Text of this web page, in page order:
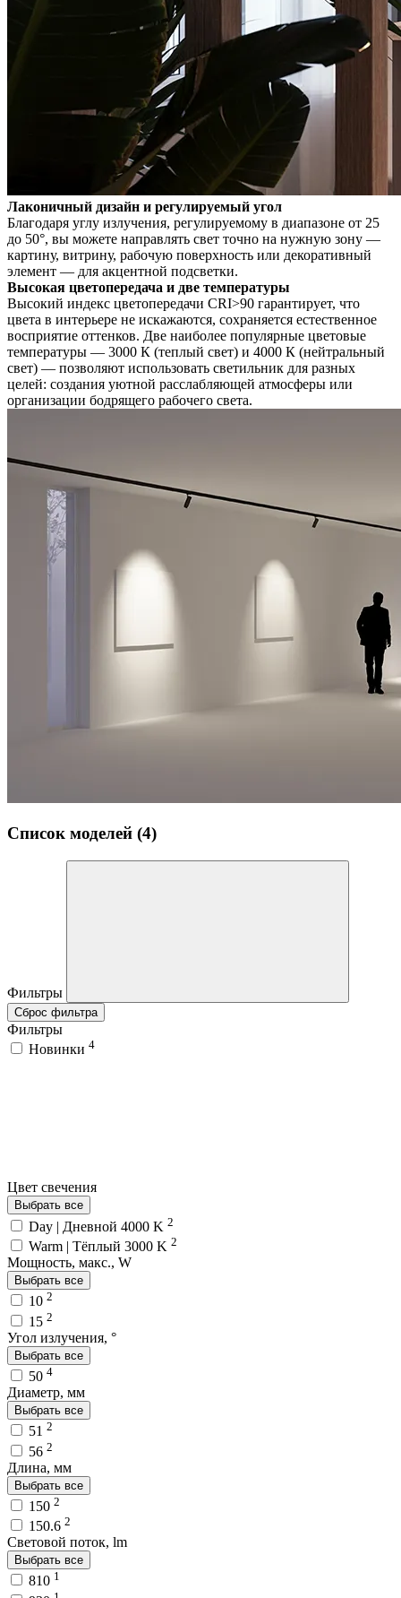
Лаконичный дизайн и регулируемый угол
Благодаря углу излучения, регулируемому в диапазоне от 25
до 50°, вы можете направлять свет точно на нужную зону —
картину, витрину, рабочую поверхность или декоративный
элемент — для акцентной подсветки.
Высокая цветопередача и две температуры
Высокий индекс цветопередачи CRI>90 гарантирует, что
цвета в интерьере не искажаются, сохраняется естественное
восприятие оттенков. Две наиболее популярные цветовые
температуры — 3000 К (теплый свет) и 4000 К (нейтральный
свет) — позволяют использовать светильник для разных
целей: создания уютной расслабляющей атмосферы или
организации бодрящего рабочего света.
Список моделей (4)
Фильтры
Сброс фильтра
Фильтры
Новинки 4
Цвет свечения
Выбрать все
Day | Дневной 4000 K 2
Warm | Тёплый 3000 K 2
Мощность, макс., W
Выбрать все
10 2
15 2
Угол излучения, °
Выбрать все
50 4
Диаметр, мм
Выбрать все
51 2
56 2
Длина, мм
Выбрать все
150 2
150.6 2
Световой поток, lm
Выбрать все
810 1